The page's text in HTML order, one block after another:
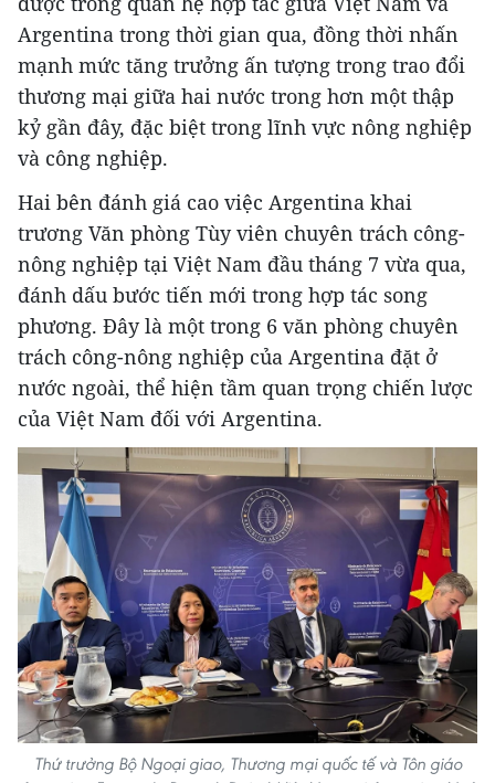
Argentina trong thời gian qua, đồng thời nhấn
mạnh mức tăng trưởng ấn tượng trong trao đổi
thương mại giữa hai nước trong hơn một thập
kỷ gần đây, đặc biệt trong lĩnh vực nông nghiệp
và công nghiệp.
Hai bên đánh giá cao việc Argentina khai
trương Văn phòng Tùy viên chuyên trách công-
nông nghiệp tại Việt Nam đầu tháng 7 vừa qua,
đánh dấu bước tiến mới trong hợp tác song
phương. Đây là một trong 6 văn phòng chuyên
trách công-nông nghiệp của Argentina đặt ở
nước ngoài, thể hiện tầm quan trọng chiến lược
của Việt Nam đối với Argentina.
Thứ trưởng Bộ Ngoại giao, Thương mại quốc tế và Tôn giáo